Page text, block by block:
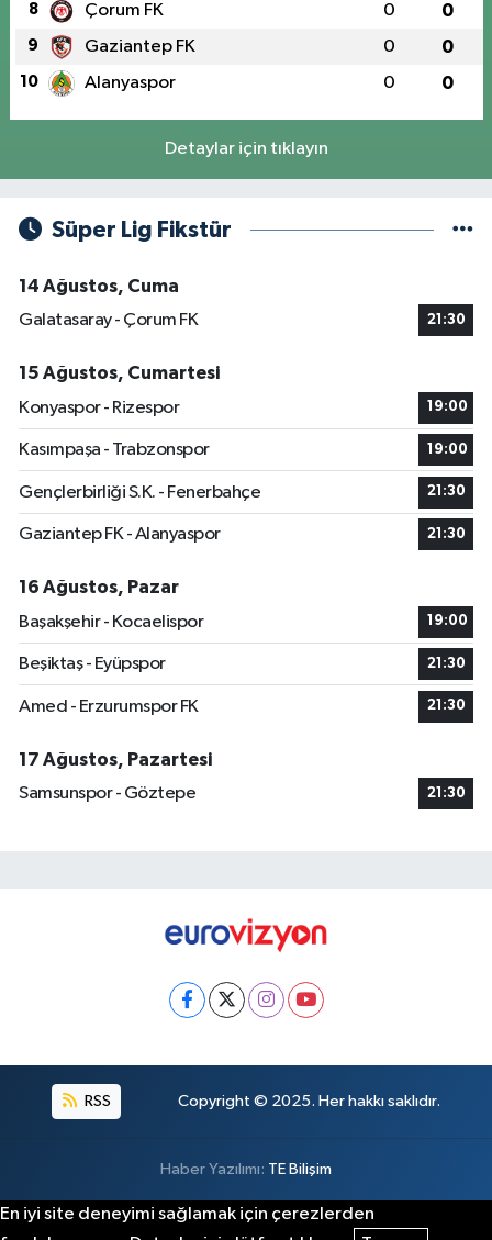
8 Çorum FK 0 0
9 Gaziantep FK 0 0
10 Alanyaspor 0 0
Detaylar için tıklayın
Süper Lig Fikstür
14 Ağustos, Cuma
Galatasaray - Çorum FK
21:30
15 Ağustos, Cumartesi
Konyaspor - Rizespor
19:00
Kasımpaşa - Trabzonspor 19:00
Gençlerbirliği S.K. - Fenerbahçe 21:30
Gaziantep FK - Alanyaspor 21:30
16 Ağustos, Pazar
Başakşehir - Kocaelispor
19:00
Beşiktaş - Eyüpspor 21:30
Amed - Erzurumspor FK 21:30
17 Ağustos, Pazartesi
Samsunspor - Göztepe
21:30
RSS Copyright © 2025. Her hakkı saklıdır.
Haber Yazılımı: TE Bilişim
En iyi site deneyimi sağlamak için çerezlerden